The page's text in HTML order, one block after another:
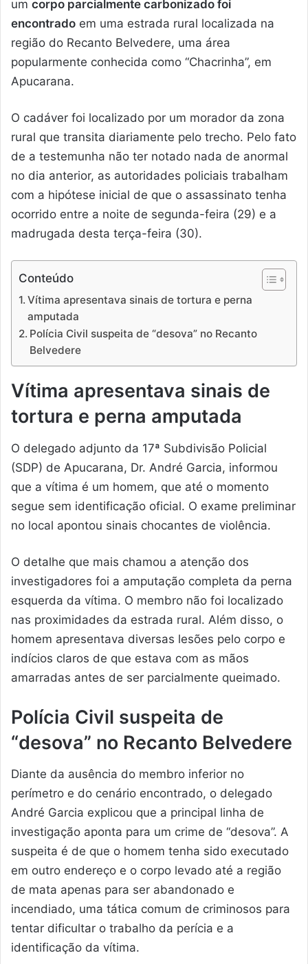
um corpo parcialmente carbonizado foi
encontrado em uma estrada rural localizada na
região do Recanto Belvedere, uma área
popularmente conhecida como “Chacrinha”, em
Apucarana.
O cadáver foi localizado por um morador da zona
rural que transita diariamente pelo trecho. Pelo fato
de a testemunha não ter notado nada de anormal
no dia anterior, as autoridades policiais trabalham
com a hipótese inicial de que o assassinato tenha
ocorrido entre a noite de segunda-feira (29) e a
madrugada desta terça-feira (30).
Conteúdo
Vítima apresentava sinais de tortura e perna
amputada
Polícia Civil suspeita de “desova” no Recanto
Belvedere
Vítima apresentava sinais de
tortura e perna amputada
O delegado adjunto da 17ª Subdivisão Policial
(SDP) de Apucarana, Dr. André Garcia, informou
que a vítima é um homem, que até o momento
segue sem identificação oficial. O exame preliminar
no local apontou sinais chocantes de violência.
O detalhe que mais chamou a atenção dos
investigadores foi a amputação completa da perna
esquerda da vítima. O membro não foi localizado
nas proximidades da estrada rural. Além disso, o
homem apresentava diversas lesões pelo corpo e
indícios claros de que estava com as mãos
amarradas antes de ser parcialmente queimado.
Polícia Civil suspeita de
“desova” no Recanto Belvedere
Diante da ausência do membro inferior no
perímetro e do cenário encontrado, o delegado
André Garcia explicou que a principal linha de
investigação aponta para um crime de “desova”. A
suspeita é de que o homem tenha sido executado
em outro endereço e o corpo levado até a região
de mata apenas para ser abandonado e
incendiado, uma tática comum de criminosos para
tentar dificultar o trabalho da perícia e a
identificação da vítima.